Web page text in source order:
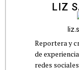
LIZ
Reportera y
de
redes